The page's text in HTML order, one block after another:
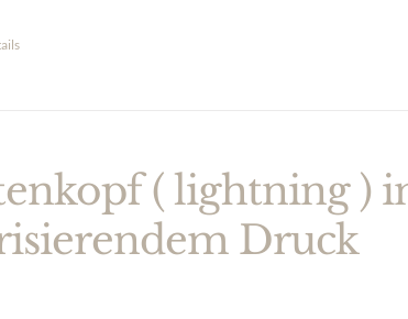
( lightning )
Druck